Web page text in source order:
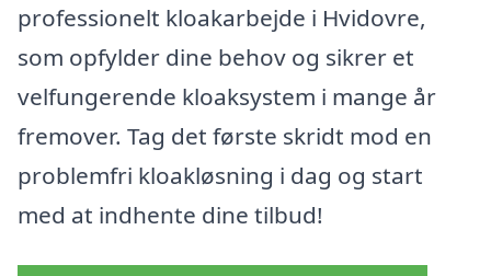
professionelt kloakarbejde i Hvidovre,
som opfylder dine behov og sikrer et
velfungerende kloaksystem i mange år
fremover. Tag det første skridt mod en
problemfri kloakløsning i dag og start
med at indhente dine tilbud!